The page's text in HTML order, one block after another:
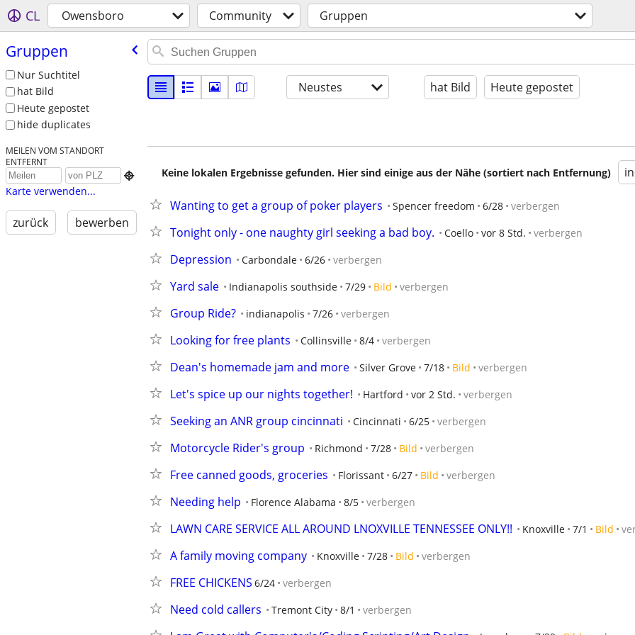
CL Owensboro Community Gruppen
Gruppen
Nur Suchtitel
hat Bild
Heute gepostet
hide duplicates
MEILEN VOM STANDORT
ENTFERNT

Karte verwenden...
zurück bewerben
Neustes hat Bild Heute gepostet
Keine lokalen Ergebnisse gefunden. Hier sind einige aus der Nähe (sortiert nach Entfernung)
Wanting to get a group of poker players Spencer freedom 6/28 verbergen
Tonight only - one naughty girl seeking a bad boy. Coello vor 8 Std. verbergen
Depression Carbondale 6/26 verbergen
Yard sale Indianapolis southside 7/29 Bild verbergen
Group Ride? indianapolis 7/26 verbergen
Looking for free plants Collinsville 8/4 verbergen
Dean's homemade jam and more Silver Grove 7/18 Bild verbergen
Let's spice up our nights together! Hartford vor 2 Std. verbergen
Seeking an ANR group cincinnati Cincinnati 6/25 verbergen
Motorcycle Rider's group Richmond 7/28 Bild verbergen
Free canned goods, groceries Florissant 6/27 Bild verbergen
Needing help Florence Alabama 8/5 verbergen
LAWN CARE SERVICE ALL AROUND LNOXVILLE TENNESSEE ONLY!! Knoxville 7/1 Bild
A family moving company Knoxville 7/28 Bild verbergen
FREE CHICKENS 6/24 verbergen
Need cold callers Tremont City 8/1 verbergen